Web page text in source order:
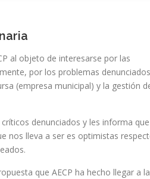
al objeto de interesarse por las
por los problemas denunciados
(empresa municipal) y la gestión
denunciados y les informa
nos lleva a ser es optimistas
que AECP ha hecho llegar a la